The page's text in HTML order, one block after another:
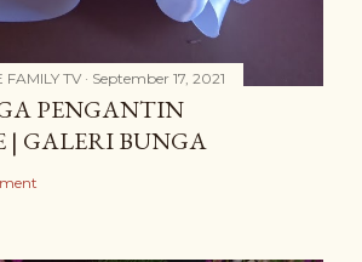
FAMILY TV September 17, 2021
PENGANTIN
GALERI BUNGA